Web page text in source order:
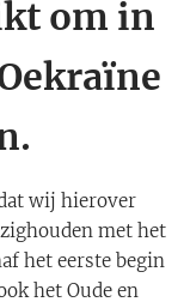
om in
wij hierover
met het
het eerste begin
het Oude en